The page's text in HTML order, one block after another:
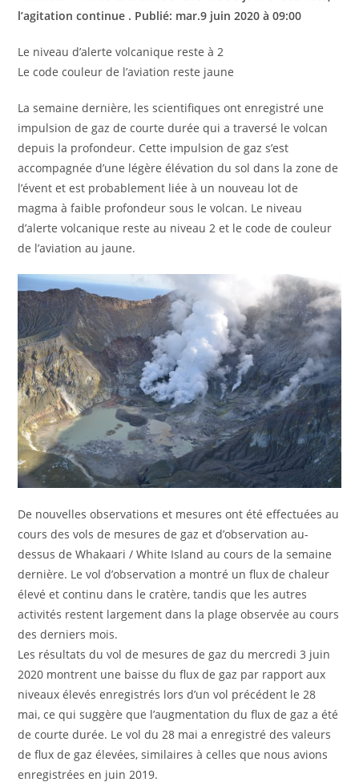
l’agitation continue . Publié: mar.9 juin 2020 à 09:00
Le niveau d’alerte volcanique reste à 2
Le code couleur de l’aviation reste jaune
La semaine dernière, les scientifiques ont enregistré une
impulsion de gaz de courte durée qui a traversé le volcan
depuis la profondeur. Cette impulsion de gaz s’est
accompagnée d’une légère élévation du sol dans la zone de
l’évent et est probablement liée à un nouveau lot de
magma à faible profondeur sous le volcan. Le niveau
d’alerte volcanique reste au niveau 2 et le code de couleur
de l’aviation au jaune.
De nouvelles observations et mesures ont été effectuées au
cours des vols de mesures de gaz et d’observation au-
dessus de Whakaari / White Island au cours de la semaine
dernière. Le vol d’observation a montré un flux de chaleur
élevé et continu dans le cratère, tandis que les autres
activités restent largement dans la plage observée au cours
des derniers mois.
Les résultats du vol de mesures de gaz du mercredi 3 juin
2020 montrent une baisse du flux de gaz par rapport aux
niveaux élevés enregistrés lors d’un vol précédent le 28
mai, ce qui suggère que l’augmentation du flux de gaz a été
de courte durée. Le vol du 28 mai a enregistré des valeurs
de flux de gaz élevées, similaires à celles que nous avions
enregistrées en juin 2019.